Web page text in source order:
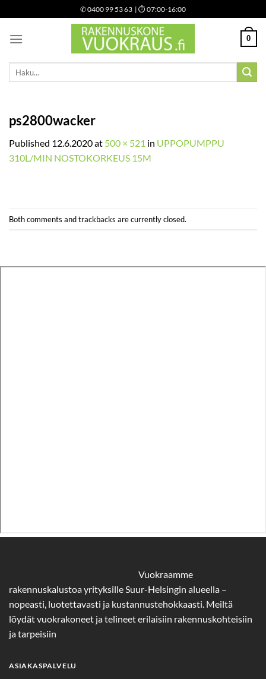
to
content
✆0400 99 53 63 | ⏱ 07:00-16:00
0
Etsi:
ps2800wacker
Published 12.6.2020at 500 × 521 in UPPOPUMPPU
310L/MIN NOSTOKORKEUS 15M
Both comments and trackbacks are currently closed.
Vuokraamme
rakennuskalustoa yrityksille Suur-Helsingin alueella –
nopeasti, luotettavasti ja kustannustehokkaasti. Meiltä
löydät vuokrakoneet ja telineet erilaisiin rakennuskohteisiin
ja tarpeisiin
ASIAKASPALVELU